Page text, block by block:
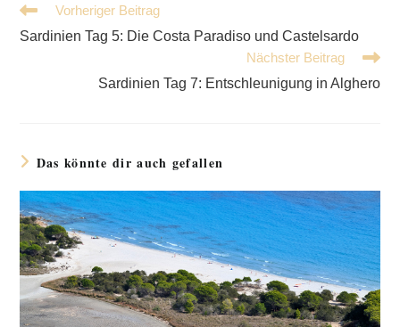
Weitere
Artikel
ansehen
Vorheriger Beitrag
Sardinien Tag 5: Die Costa Paradiso und Castelsardo
Nächster Beitrag
Sardinien Tag 7: Entschleunigung in Alghero
Das könnte dir auch gefallen